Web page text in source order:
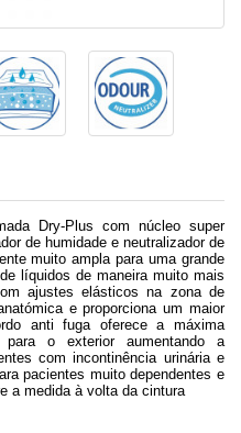
Dry-Plus com núcleo super
de humidade e neutralizador de
muito ampla para uma grande
líquidos de maneira muito mais
ajustes elásticos na zona de
e proporciona um maior
anti fuga oferece a máxima
o exterior aumentando a
com incontinência urinária e
pacientes muito dependentes e
a medida à volta da cintura